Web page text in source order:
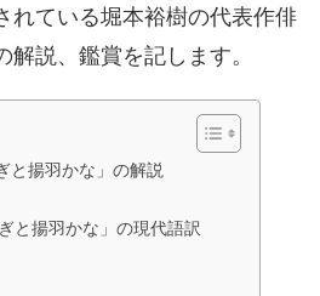
れている堀本裕樹の代表作俳
説、鑑賞を記します。
と揚羽かな」の解説
と揚羽かな」の現代語訳